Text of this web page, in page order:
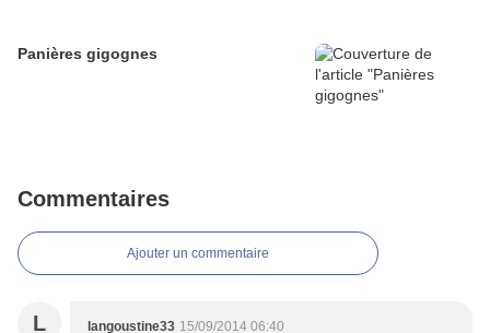
Panières gigognes
Commentaires
Ajouter un commentaire
L langoustine33 15/09/2014 06:40